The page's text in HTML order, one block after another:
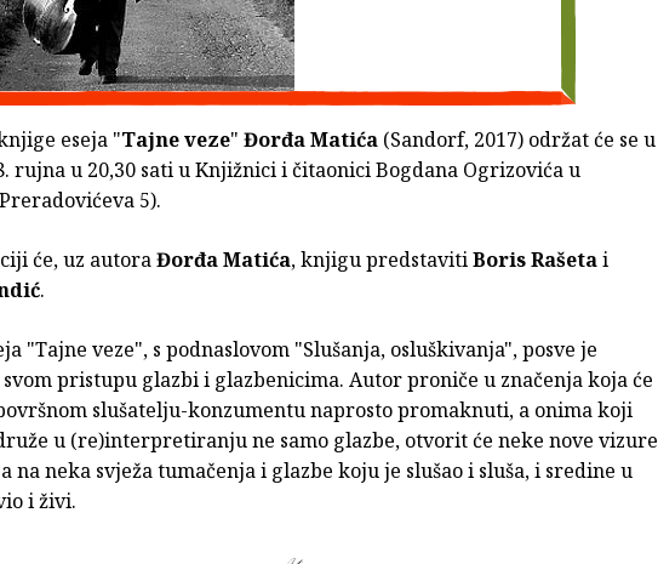
eseja "Tajne veze" Đorđa Matića (Sandorf, 2017) održat će se u
rujna u 20,30 sati u Knjižnici i čitaonici Bogdana Ogrizovića u
5).
će, uz autoraĐorđa Matića, knjigu predstavitiBoris Rašetai
.
"Tajne veze", s podnaslovom "Slušanja, osluškivanja", posve je
pristupu glazbi i glazbenicima. Autor proniče u značenja koja će
slušatelju-konzumentu naprosto promaknuti, a onima koji
u (re)interpretiranju ne samo glazbe, otvorit će neke nove vizure
na neka svježa tumačenja i glazbe koju je slušao i sluša, i sredine u
i živi.